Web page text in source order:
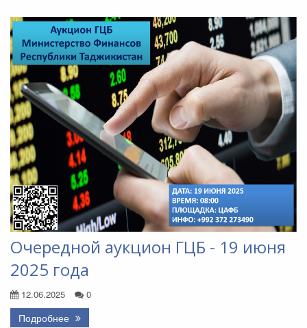
Очередной аукцион ГЦБ - 19 июня
2025 года
12.06.2025 0
Подробнее